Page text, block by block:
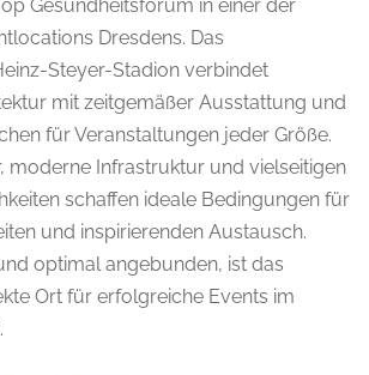
Gesundheitsforum in einer der
Dresdens. Das
Steyer-Stadion verbindet
mit zeitgemäßer Ausstattung und
für Veranstaltungen jeder Größe.
moderne Infrastruktur und vielseitigen
schaffen ideale Bedingungen für
und inspirierenden Austausch.
optimal angebunden, ist das
Ort für erfolgreiche Events im